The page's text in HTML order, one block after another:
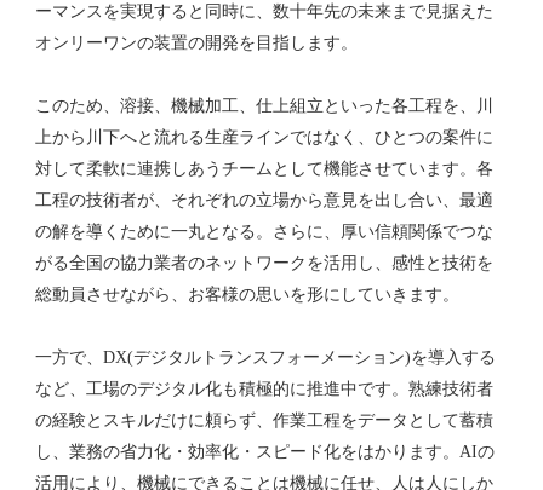
ーマンスを実現すると同時に、数十年先の未来まで見据えた
オンリーワンの装置の開発を目指します。
このため、溶接、機械加工、仕上組立といった各工程を、川
上から川下へと流れる生産ラインではなく、ひとつの案件に
対して柔軟に連携しあうチームとして機能させています。各
工程の技術者が、それぞれの立場から意見を出し合い、最適
の解を導くために一丸となる。さらに、厚い信頼関係でつな
がる全国の協力業者のネットワークを活用し、感性と技術を
総動員させながら、お客様の思いを形にしていきます。
一方で、DX(デジタルトランスフォーメーション)を導入する
など、工場のデジタル化も積極的に推進中です。熟練技術者
の経験とスキルだけに頼らず、作業工程をデータとして蓄積
し、業務の省力化・効率化・スピード化をはかります。AIの
活用により、機械にできることは機械に任せ、人は人にしか